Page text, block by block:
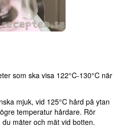
som ska visa 122°C-130°C när
mjuk, vid 125°C hård på ytan
temperatur hårdare. Rör
mäter och mät vid botten.